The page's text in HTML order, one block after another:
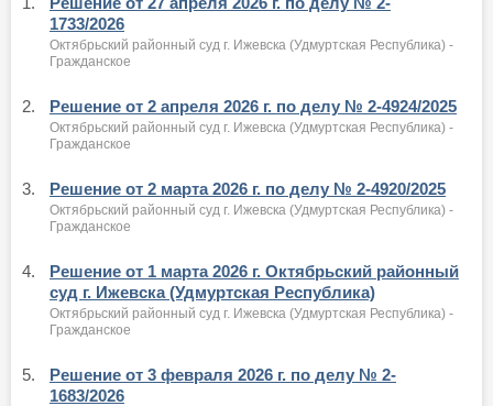
1733/2026
Октябрьский районный суд г. Ижевска (Удмуртская Республика) -
Гражданское
2. Решение от 2 апреля 2026 г. по делу № 2-4924/2025
Октябрьский районный суд г. Ижевска (Удмуртская Республика) -
Гражданское
3. Решение от 2 марта 2026 г. по делу № 2-4920/2025
Октябрьский районный суд г. Ижевска (Удмуртская Республика) -
Гражданское
4.
Решение от 1 марта 2026 г. Октябрьский районный
суд г. Ижевска (Удмуртская Республика)
Октябрьский районный суд г. Ижевска (Удмуртская Республика) -
Гражданское
5.
Решение от 3 февраля 2026 г. по делу № 2-
1683/2026